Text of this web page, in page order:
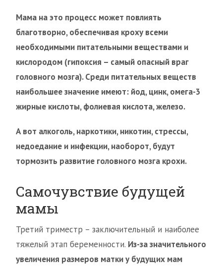
Мама на это процесс может повлиять
благотворно, обеспечивая кроху всеми
необходимыми питательными веществами и
кислородом (гипоксия – самый опасный враг
головного мозга). Среди питательных веществ
наибольшее значение имеют: йод, цинк, омега-3
жирные кислоты, фолиевая кислота, железо.
А вот алкоголь, наркотики, никотин, стрессы,
недоедание и инфекции, наоборот, будут
тормозить развитие головного мозга крохи.
Самочувствие будущей
мамы
Третий триместр – заключительный и наиболее
тяжелый этап беременности. Из-за значительного
увеличения размеров матки у будущих мам